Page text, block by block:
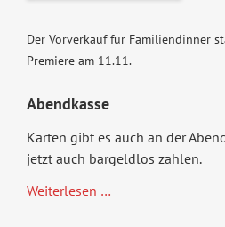
Der Vorverkauf für Familiendinner
Premiere am 11.11.
Abendkasse
Karten gibt es auch an der
jetzt auch bargeldlos zahlen.
Weiterlesen …